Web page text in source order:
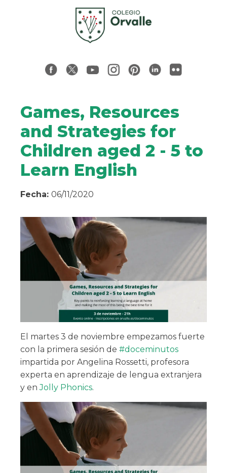
Games, Resources
and Strategies for
Children aged 2 - 5 to
Learn English
Fecha: 06/11/2020
El martes 3 de noviembre empezamos fuerte
con la primera sesión de #doceminutos
impartida por Angelina Rossetti, profesora
experta en aprendizaje de lengua extranjera
y enJolly Phonics.